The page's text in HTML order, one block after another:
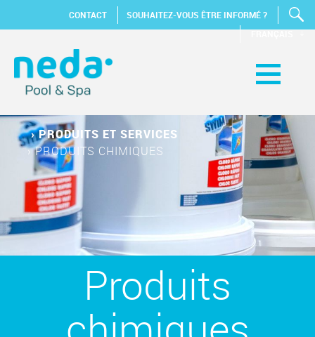
CONTACT
SOUHAITEZ-VOUS ÊTRE INFORMÉ ?
›PRODUITS ET SERVICES
›PRODUITS CHIMIQUES
Produits